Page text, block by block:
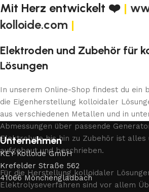
Mit Herz entwickelt ❤️ |
kolloide.com |
Elektroden und Zubehör für
Lösungen
In unserem Online-Shop findest du ein
die Eigenherstellung kolloidaler
aus verschiedenen Metallen und in
Abmessungen über passende
Elektrolyse bis hin zu Zubehör ist alles
aufgebaut und beschrieben.
Für die Herstellung kolloidaler
Elektrolyseverfahren sind vor allem
Unternehmen
KEY Kolloide GmbH
Krefelder Straße 562
41066 Mönchengladbach